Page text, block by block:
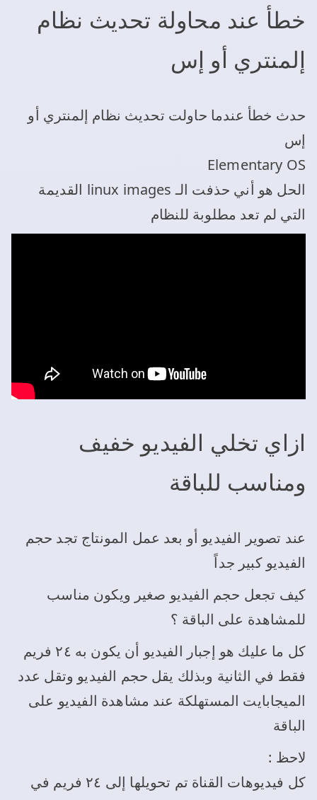
خطأ عند محاولة تحديث نظام
إلمنتري أو إس
حدث خطأ عندما حاولت تحديث نظام إلمنتري أو
إس
Elementary OS
الحل هو أني حذفت الـ linux images القديمة
التي لم تعد مطلوبة للنظام
ازاي تخلي الفيديو خفيف
ومناسب للباقة
عند تصوير الفيديو أو بعد عمل المونتاج تجد حجم
الفيديو كبير جداً
كيف تجعل حجم الفيديو صغير ويكون مناسب
للمشاهدة على الباقة ؟
كل ما عليك هو إجبار الفيديو أن يكون به ٢٤ فريم
فقط في الثانية وبذلك يقل حجم الفيديو وتقل عدد
الميجابايت المستهلكة عند مشاهدة الفيديو على
الباقة
لاحظ :
كل فيديوهات القناة تم تحويلها إلى ٢٤ فريم في